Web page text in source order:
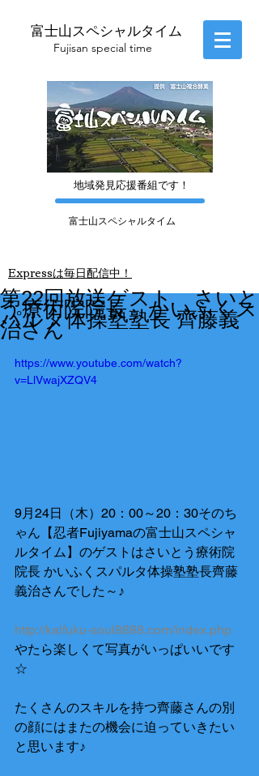
富士山スペシャルタイム
​Fujisan special time
​地域発見応援番組です！
富士山スペシャルタイム
​Expressは毎日配信中！
第22回放送ゲスト さいと
う療術院院長 かいふくス
パルタ体操塾塾長 齊藤義
治さん
https://www.youtube.com/watch?
v=LlVwajXZQV4
9月24日（木）20：00～20：30そのち
ゃん【忍者Fujiyamaの富士山スペシャ
ルタイム】のゲストはさいとう療術院
院長 かいふくスパルタ体操塾塾長齊藤
義治さんでした～♪
http://kaifuku-soul8888.com/index.php
やたら楽しくて写真がいっぱいいです
☆
たくさんのスキルを持つ齊藤さんの別
の顔にはまたの機会に迫っていきたい
と思います♪